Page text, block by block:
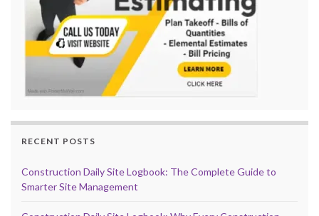
RECENT POSTS
Construction Daily Site Logbook: The Complete Guide to
Smarter Site Management